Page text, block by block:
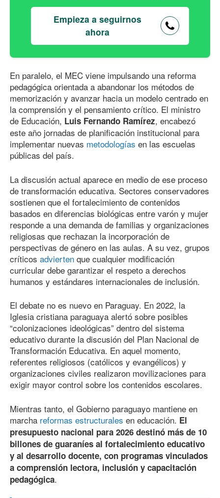
Empieza a seguirnos
ahora
En paralelo, el MEC viene impulsando una reforma
pedagógica orientada a abandonar los métodos de
memorización y avanzar hacia un modelo centrado en
la comprensión y el pensamiento crítico. El ministro
de Educación, Luis Fernando Ramírez, encabezó
este año jornadas de planificación institucional para
implementar nuevas metodologías en las escuelas
públicas del país.
La discusión actual aparece en medio de ese proceso
de transformación educativa. Sectores conservadores
sostienen que el fortalecimiento de contenidos
basados en diferencias biológicas entre varón y mujer
responde a una demanda de familias y organizaciones
religiosas que rechazan la incorporación de
perspectivas de género en las aulas. A su vez, grupos
críticos advierten que cualquier modificación
curricular debe garantizar el respeto a derechos
humanos y estándares internacionales de inclusión.
El debate no es nuevo en Paraguay. En 2022, la
Iglesia cristiana paraguaya alertó sobre posibles
“colonizaciones ideológicas” dentro del sistema
educativo durante la discusión del Plan Nacional de
Transformación Educativa. En aquel momento,
referentes religiosos (católicos y evangélicos) y
organizaciones civiles realizaron movilizaciones para
exigir mayor control sobre los contenidos escolares.
Mientras tanto, el Gobierno paraguayo mantiene en
marcha reformas estructurales en educación. El
presupuesto nacional para 2026 destinó más de 10
billones de guaraníes al fortalecimiento educativo
y al desarrollo docente, con programas vinculados
a comprensión lectora, inclusión y capacitación
pedagógica.